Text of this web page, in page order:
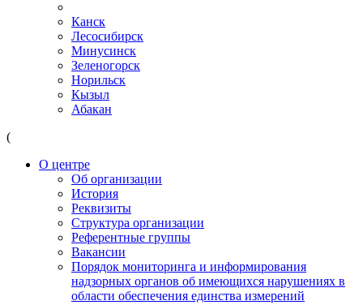
Канск
Лесосибирск
Минусинск
Зеленогорск
Норильск
Кызыл
Абакан
(
О центре
Об организации
История
Реквизиты
Структура организации
Референтные группы
Вакансии
Порядок мониторинга и информирования
надзорных органов об имеющихся нарушениях в
области обеспечения единства измерений